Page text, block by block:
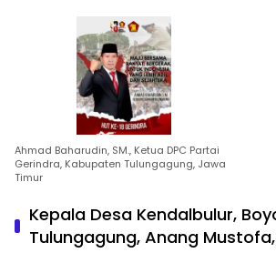
Ahmad Baharudin, SM., Ketua DPC Partai
Gerindra, Kabupaten Tulungagung, Jawa
Timur
Kepala Desa Kendalbulur,
Tulungagung, Anang